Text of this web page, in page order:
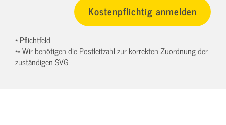
* Pflichtfeld
** Wir benötigen die Postleitzahl zur korrekten Zuordnung der
zuständigen SVG